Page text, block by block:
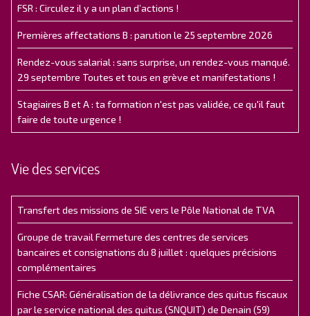
FSR : Circulez il y a un plan d’actions !
Premières affectations B : parution le 25 septembre 2026
Rendez-vous salarial : sans surprise, un rendez-vous manqué.
29 septembre Toutes et tous en grève et manifestations !
Stagiaires B et A : ta formation n'est pas validée, ce qu'il faut
faire de toute urgence !
Vie des services
Transfert des missions de SIE vers le Pôle National de TVA
Groupe de travail Fermeture des centres de services
bancaires et consignations du 8 juillet : quelques précisions
complémentaires
Fiche CSAR: Généralisation de la délivrance des quitus fiscaux
par le service national des quitus (SNQUIT) de Denain (59)